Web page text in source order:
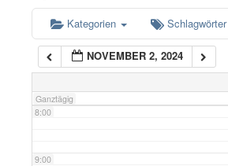
Kategorien Schlagwörter
NOVEMBER 2, 2024
Ganztägig
6:00
7:00
8:00
9:00